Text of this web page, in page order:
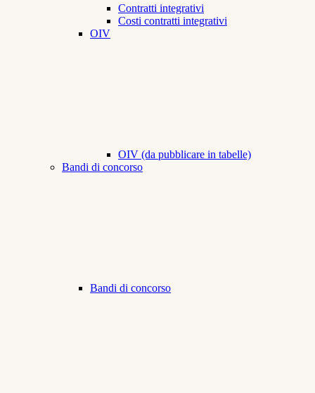
Contratti integrativi
Costi contratti integrativi
OIV
OIV (da pubblicare in tabelle)
Bandi di concorso
Bandi di concorso